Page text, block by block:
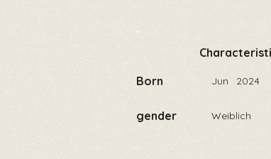
Jun 2024
Born
Weiblich
gender